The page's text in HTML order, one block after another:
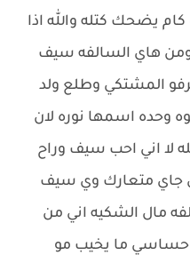
يضحك كتله والله اذا
هاي السالفه سيف
المشتكي وطلع ولد
وحده اسمها نوره لان
لا اني احب سيف وراح
جاي متعارك وي سيف
مال الشكيه اني من
ما يخيب مو